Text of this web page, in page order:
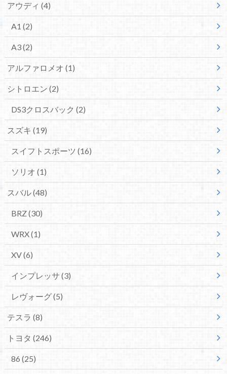
アウディ (4)
A1 (2)
A3(2)
アルファロメオ (1)
シトロエン (2)
DS3クロスバック (2)
スズキ (19)
スイフトスポーツ (16)
ソリオ (1)
スバル(48)
BRZ(30)
WRX(1)
XV(6)
インプレッサ (3)
レヴォーグ(5)
テスラ (8)
トヨタ (246)
86 (25)